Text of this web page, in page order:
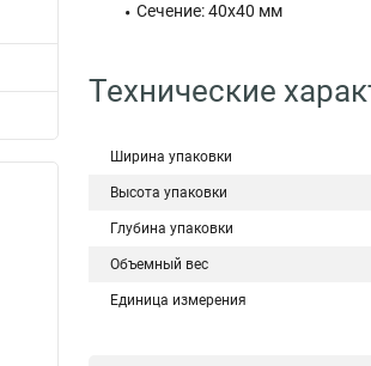
Сечение: 40x40 мм
Технические
Ширина упаковки
Высота упаковки
Глубина упаковки
Объемный вес
Единица измерения